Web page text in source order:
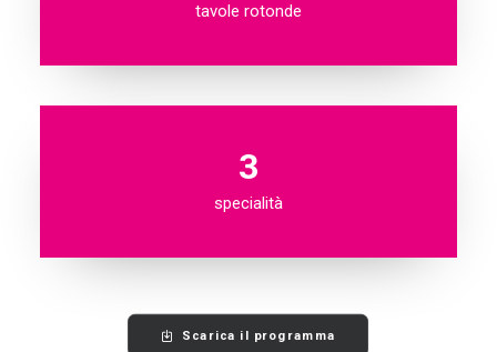
tavole rotonde
3
specialità
Scarica il programma